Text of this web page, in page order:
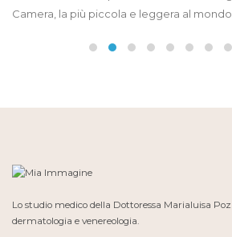
Camera, la più piccola e leggera al mondo,
Lo studio medico della Dottoressa Marialuisa
dermatologia e venereologia.